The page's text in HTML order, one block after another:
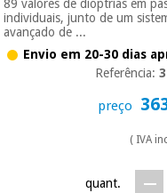
89 valores de dioptrias em
individuais, junto de um
avançado de ...
Envio em 20-30 dias
Referência:
preço
( IVA
quant.